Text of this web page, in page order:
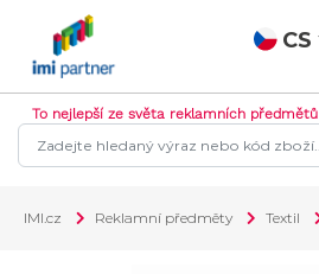
CS
To nejlepší ze světa reklamních předmětů
IMI.cz Reklamní předměty Textil